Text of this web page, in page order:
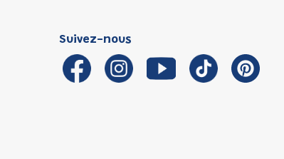
Suivez-nous